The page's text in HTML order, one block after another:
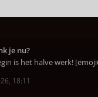
je nu?
is het halve werk!
18:11